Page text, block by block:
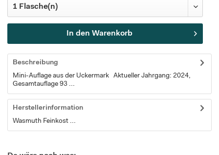
In den Warenkorb
Beschreibung
Mini-Auflage aus der Uckermark Aktueller Jahrgang: 2024,
Gesamtauflage 93 ...
Herstellerinformation
Wasmuth Feinkost ...